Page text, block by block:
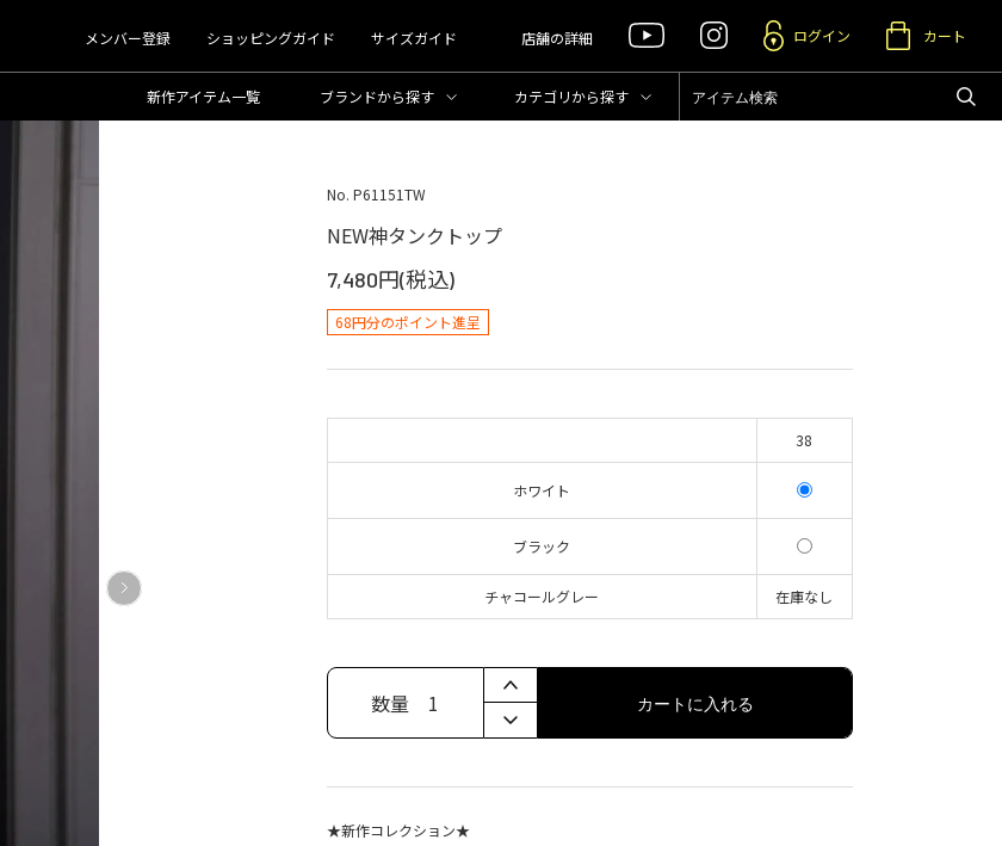
メンバー登録 ショッピングガイド サイズガイド 店舗の詳細 ログイン カート
新作アイテム一覧 ブランドから探す カテゴリから探す
No. P61151TW
NEW神タンクトップ
7,480円(税込)
68円分のポイント進呈
38
ホワイト
ブラック
チャコールグレー 在庫なし
数量 1 カートに入れる
★新作コレクション★